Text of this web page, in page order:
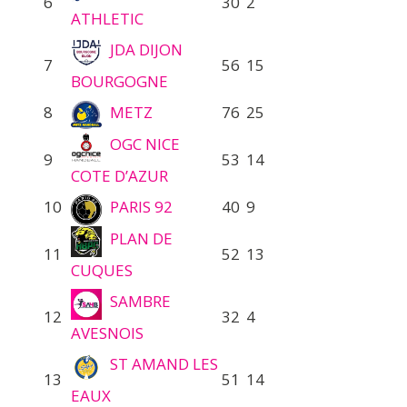
ATHLETIC
7
JDA DIJON
BOURGOGNE
56 15
8 METZ 76 25
9
OGC NICE
COTE D’AZUR
53 14
10 PARIS 92 40 9
11
PLAN DE
CUQUES
52 13
12
SAMBRE
AVESNOIS
32 4
13
ST AMAND LES
EAUX
51 14